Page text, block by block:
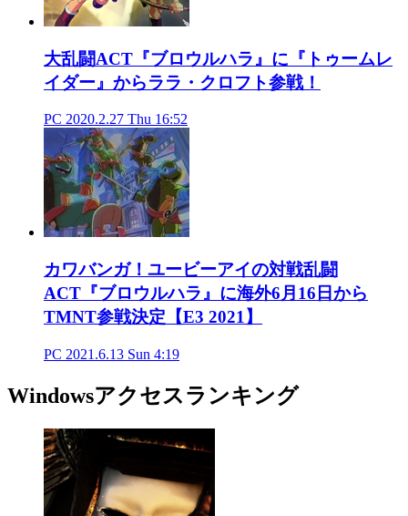
大乱闘ACT『ブロウルハラ』に『トゥームレ
イダー』からララ・クロフト参戦！
PC 2020.2.27 Thu 16:52
カワバンガ！ユービーアイの対戦乱闘
ACT『ブロウルハラ』に海外6月16日から
TMNT参戦決定【E3 2021】
PC 2021.6.13 Sun 4:19
Windowsアクセスランキング